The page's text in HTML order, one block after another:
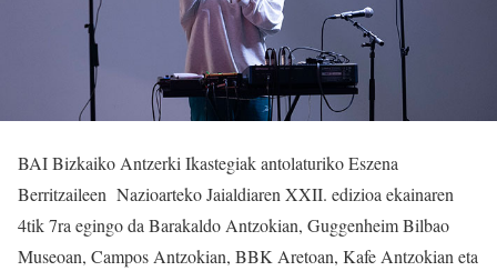
BAI Bizkaiko Antzerki Ikastegiak antolaturiko Eszena
Berritzaileen Nazioarteko Jaialdiaren XXII. edizioa ekainaren
4tik 7ra egingo da Barakaldo Antzokian, Guggenheim Bilbao
Museoan, Campos Antzokian, BBK Aretoan, Kafe Antzokian eta